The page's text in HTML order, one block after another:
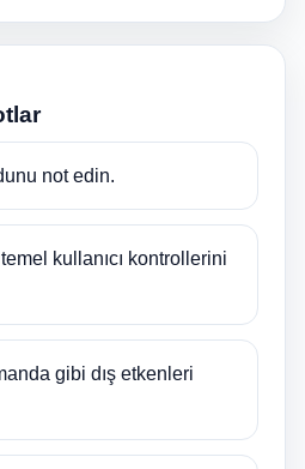
not edin.
kullanıcı kontrollerini
gibi dış etkenleri